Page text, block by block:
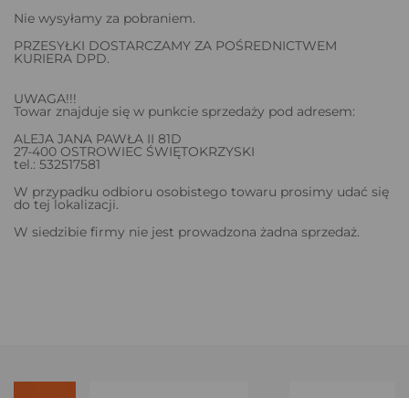
Nie wysyłamy za pobraniem.
PRZESYŁKI DOSTARCZAMY ZA POŚREDNICTWEM
KURIERA DPD.
UWAGA!!!
Towar znajduje się w punkcie sprzedaży pod adresem:
ALEJA JANA PAWŁA II 81D
27-400 OSTROWIEC ŚWIĘTOKRZYSKI
tel.: 532517581
W przypadku odbioru osobistego towaru prosimy udać się
do tej lokalizacji.
W siedzibie firmy nie jest prowadzona żadna sprzedaż.